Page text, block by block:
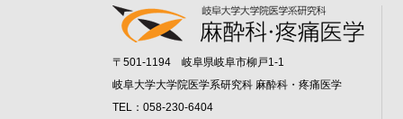
〒501-1194 岐阜県岐阜市柳戸1-1
岐阜大学大学院医学系研究科 麻酔科・疼痛医学
TEL：058-230-6404